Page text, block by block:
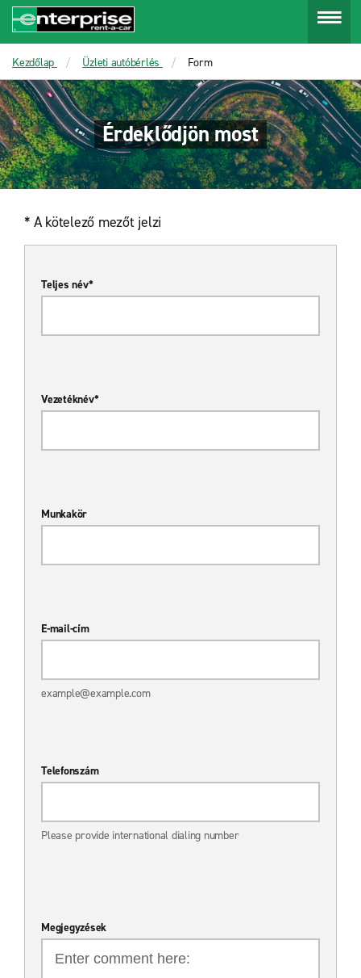
Kezdőlap Üzleti autóbérlés Form
Érdeklődjön most
* A kötelező mezőt jelzi
Teljes név*
Vezetéknév*
Munkakör
E-mail-cím
example@example.com
Telefonszám
Please provide international dialing number
Megjegyzések